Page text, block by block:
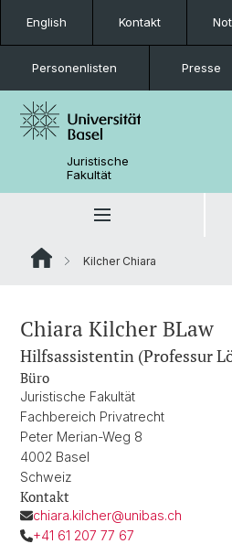
English Kontakt
Personenlisten Presse
Juristische
Fakultät
Kilcher Chiara
Chiara Kilcher BLaw
Hilfsassistentin (Professur
Büro
Juristische Fakultät
Fachbereich Privatrecht
Peter Merian-Weg 8
4002 Basel
Schweiz
Kontakt
chiara.kilcher@unibas.ch
+41 61 207 77 67